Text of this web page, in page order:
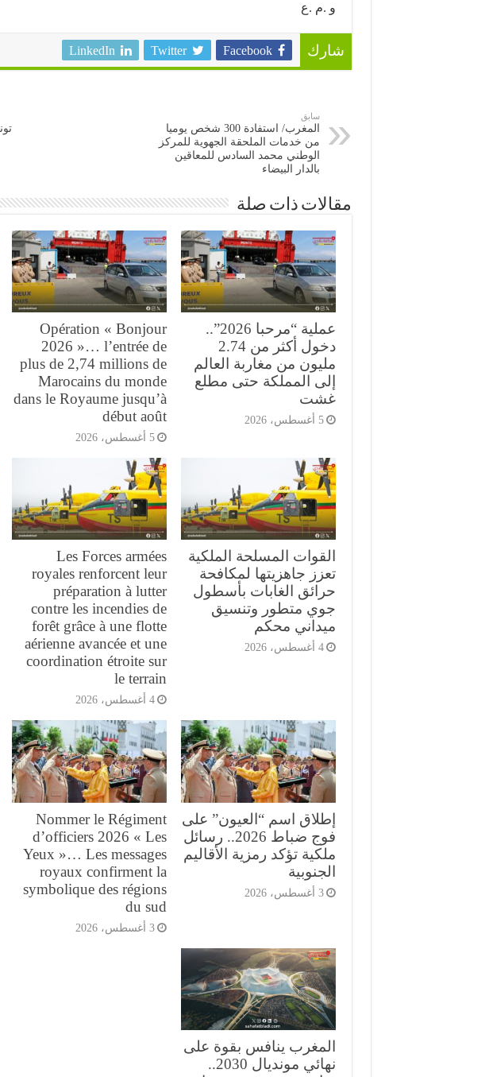
و .م .ع
شارك Facebook
Twitter
LinkedIn
سابق
المغرب/ استفادة 300 شخص يوميا
من خدمات الملحقة الجهوية للمركز
الوطني محمد السادس للمعاقين
بالدار البيضاء
مقالات ذات صلة
عملية “مرحبا 2026”..
دخول أكثر من 2.74
مليون من مغاربة العالم
إلى المملكة حتى مطلع
غشت
5 أغسطس، 2026
Opération « Bonjour
2026 »… l’entrée de
plus de 2,74 millions de
Marocains du monde
dans le Royaume jusqu’à
début août
5 أغسطس، 2026
القوات المسلحة الملكية
تعزز جاهزيتها لمكافحة
حرائق الغابات بأسطول
جوي متطور وتنسيق
ميداني محكم
4 أغسطس، 2026
Les Forces armées
royales renforcent leur
préparation à lutter
contre les incendies de
forêt grâce à une flotte
aérienne avancée et une
coordination étroite sur
le terrain
4 أغسطس، 2026
إطلاق اسم “العيون” على
فوج ضباط 2026.. رسائل
ملكية تؤكد رمزية الأقاليم
الجنوبية
3 أغسطس، 2026
Nommer le Régiment
d’officiers 2026 « Les
Yeux »… Les messages
royaux confirment la
symbolique des régions
du sud
3 أغسطس، 2026
المغرب ينافس بقوة على
نهائي مونديال 2030..